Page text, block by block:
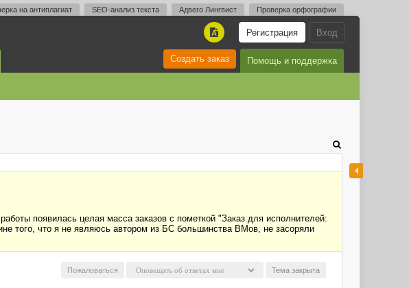
на антиплагиат SEO-анализ текста Адвего Лингвист Проверка орфографии
Вход
Регистрация
A
Помощь и поддержка
Создать заказ
появилась целая масса заказов с пометкой "Заказ для исполнителей:
того, что я не являюсь автором из БС большинства ВМов, не засоряли
Тема закрыта
Пожаловаться